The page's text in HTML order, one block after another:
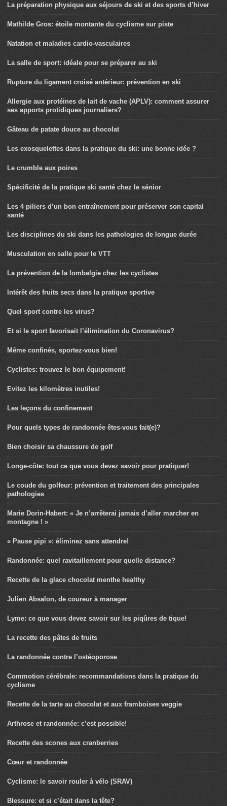
La préparation physique aux séjours de ski et des sports d’hiver
Mathilde Gros: étoile montante du cyclisme sur piste
Natation et maladies cardio-vasculaires
La salle de sport: idéale pour se préparer au ski
Rupture du ligament croisé antérieur: prévention en ski
Allergie aux protéines de lait de vache (APLV): comment assurer
ses apports protidiques journaliers?
Gâteau de patate douce au chocolat
Les exosquelettes dans la pratique du ski: une bonne idée ?
Le crumble aux poires
Spécificité de la pratique ski santé chez le sénior
Les 4 piliers d’un bon entraînement pour préserver son capital
santé
Les disciplines du ski dans les pathologies de longue durée
Musculation en salle pour le VTT
La prévention de la lombalgie chez les cyclistes
Intérêt des fruits secs dans la pratique sportive
Quel sport contre les virus?
Et si le sport favorisait l’élimination du Coronavirus?
Même confinés, sportez-vous bien!
Cyclistes: trouvez le bon équipement!
Evitez les kilomètres inutiles!
Les leçons du confinement
Pour quels types de randonnée êtes-vous fait(e)?
Bien choisir sa chaussure de golf
Longe-côte: tout ce que vous devez savoir pour pratiquer!
Le coude du golfeur: prévention et traitement des principales
pathologies
Marie Dorin-Habert: « Je n’arrêterai jamais d’aller marcher en
montagne ! »
« Pause pipi »: éliminez sans attendre!
Randonnée: quel ravitaillement pour quelle distance?
Recette de la glace chocolat menthe healthy
Julien Absalon, de coureur à manager
Lyme: ce que vous devez savoir sur les piqûres de tique!
La recette des pâtes de fruits
La randonnée contre l’ostéoporose
Commotion cérébrale: recommandations dans la pratique du
cyclisme
Recette de la tarte au chocolat et aux framboises veggie
Arthrose et randonnée: c’est possible!
Recette des scones aux cranberries
Cœur et randonnée
Cyclisme: le savoir rouler à vélo (SRAV)
Blessure: et si c’était dans la tête?